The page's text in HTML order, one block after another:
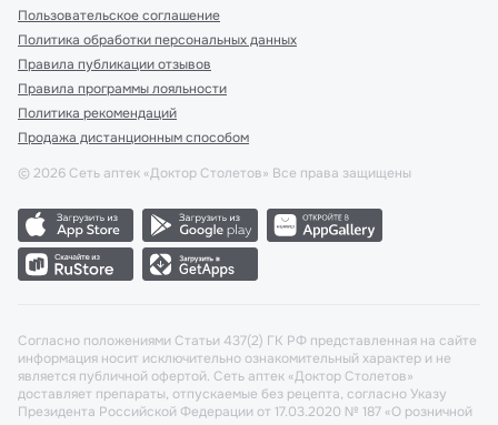
Пользовательское соглашение
Политика обработки персональных данных
Правила публикации отзывов
Правила программы лояльности
Политика рекомендаций
Продажа дистанционным способом
© 2026 Сеть аптек «Доктор Столетов» Все права защищены
Согласно положениями Статьи 437(2) ГК РФ представленная на сайте
информация носит исключительно ознакомительный характер и не
является публичной офертой. Сеть аптек «Доктор Столетов»
доставляет препараты, отпускаемые без рецепта, согласно Указу
Президента Российской Федерации от 17.03.2020 № 187 «О розничной